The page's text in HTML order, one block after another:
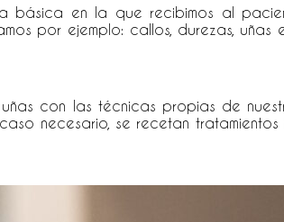
básica en la que recibimos al
por ejemplo: callos, durezas, uñas
con las técnicas propias de
necesario, se recetan